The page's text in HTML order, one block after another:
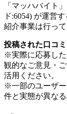
「マッハバイト
ド:6054) が運営
紹介事業は行って
投稿された口コ
※実際に応募し
観的なご意見・
活用ください。
※一部のユーザ
件と実態が異な